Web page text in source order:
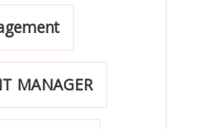
MANAGER